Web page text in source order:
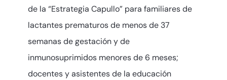
de la “Estrategia Capullo” para familiares de
lactantes prematuros de menos de 37
semanas de gestación y de
inmunosuprimidos menores de 6 meses;
docentes y asistentes de la educación